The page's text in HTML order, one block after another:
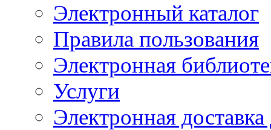
Электронный каталог
Правила пользования
Электронная
Услуги
Электронная